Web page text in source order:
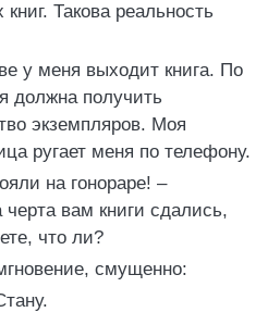
Такова реальность
у меня выходит книга. По
должна получить
экземпляров. Моя
ругает меня по телефону.
на гонораре! –
вам книги сдались,
что ли?
смущенно: